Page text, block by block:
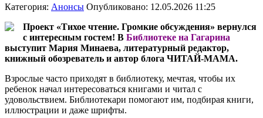
Категория: Анонсы Опубликовано: 12.05.2026 11:25
Проект «Тихое чтение. Громкие обсуждения» вернулся
с интересным гостем! В Библиотеке на Гагарина
выступит Мария Минаева, литературный редактор,
книжный обозреватель и автор блога ЧИТАЙ-МАМА.
Взрослые часто приходят в библиотеку, мечтая, чтобы их
ребенок начал интересоваться книгами и читал с
удовольствием. Библиотекари помогают им, подбирая книги,
иллюстрации и даже шрифты.